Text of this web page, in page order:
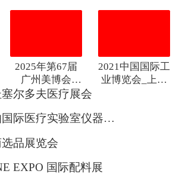
2025年第67届
广州美博会
CIBE
2021中国国际工
业博览会_上海
尔多夫医疗展会
仪器及设备展览会 MEDLAB Middle East
品展览会
EXPO 国际配料展